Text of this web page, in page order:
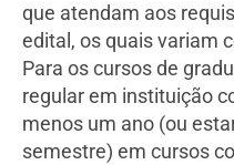
que atendam aos
edital, os quais variam
Para os cursos de
regular em instituição
menos um ano (ou
semestre) em cursos